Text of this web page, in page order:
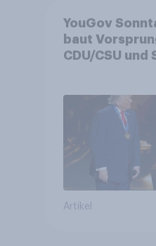
YouGov
baut
CDU/CSU und
Fußball-WM
Artikel